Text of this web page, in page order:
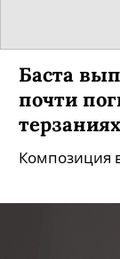
Баста
почти
Композиция